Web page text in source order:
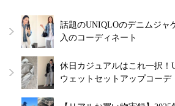
話題のUNIQLOのデニムジャ
入のコーディネート
休日カジュアルはこれ一択！
ウェットセットアップコーデ